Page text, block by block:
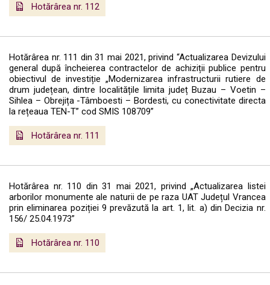
Hotărârea nr. 112
Hotărârea nr. 111 din 31 mai 2021, privind “Actualizarea Devizului
general după încheierea contractelor de achiziții publice pentru
obiectivul de investiție „Modernizarea infrastructurii rutiere de
drum județean, dintre localitățile limita județ Buzau – Voetin –
Sihlea – Obrejița -Tâmboesti – Bordesti, cu conectivitate directa
la rețeaua TEN-T” cod SMIS 108709”
Hotărârea nr. 111
Hotărârea nr. 110 din 31 mai 2021, privind „Actualizarea listei
arborilor monumente ale naturii de pe raza UAT Județul Vrancea
prin eliminarea poziției 9 prevăzută la art. 1, lit. a) din Decizia nr.
156/ 25.04.1973”
Hotărârea nr. 110